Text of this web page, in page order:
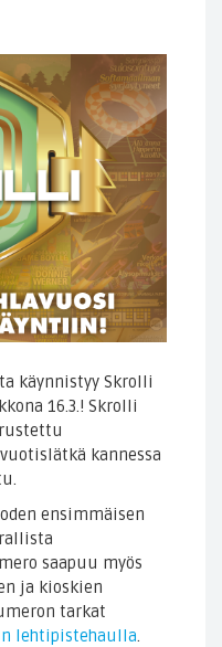
käynnistyy Skrolli
16.3.! Skrolli
kannessa
ensimmäisen
saapuu myös
ja kioskien
tarkat
lehtipistehaulla.